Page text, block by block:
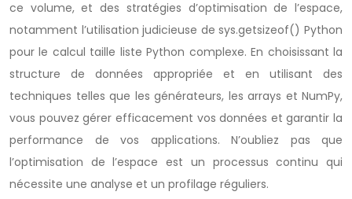
ce volume, et des stratégies d’optimisation de l’espace,
notamment l’utilisation judicieuse de sys.getsizeof() Python
pour le calcul taille liste Python complexe. En choisissant la
structure de données appropriée et en utilisant des
techniques telles que les générateurs, les arrays et NumPy,
vous pouvez gérer efficacement vos données et garantir la
performance de vos applications. N’oubliez pas que
l’optimisation de l’espace est un processus continu qui
nécessite une analyse et un profilage réguliers.